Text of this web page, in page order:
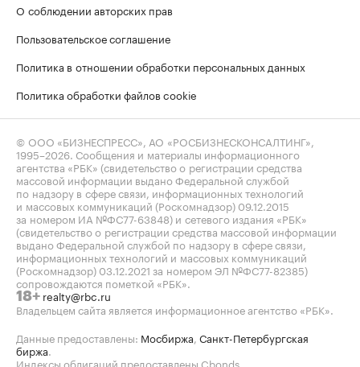
О соблюдении авторских прав
Пользовательское соглашение
Политика в отношении обработки персональных данных
Политика обработки файлов cookie
© ООО «БИЗНЕСПРЕСС», АО «РОСБИЗНЕСКОНСАЛТИНГ»,
1995–2026 . Сообщения и материалы информационного
агентства «РБК» (свидетельство о регистрации средства
массовой информации выдано Федеральной службой
по надзору в сфере связи, информационных технологий
и массовых коммуникаций (Роскомнадзор) 09.12.2015
за номером ИА №ФС77-63848) и сетевого издания «РБК»
(свидетельство о регистрации средства массовой информации
выдано Федеральной службой по надзору в сфере связи,
информационных технологий и массовых коммуникаций
(Роскомнадзор) 03.12.2021 за номером ЭЛ №ФС77-82385)
сопровождаются пометкой «РБК».
18+ realty@rbc.ru
Владельцем сайта является информационное агентство «РБК».
Данные предоставлены: Мосбиржа Санкт-Петербургская
биржа
Индексы облигаций предоставлены Cbonds.